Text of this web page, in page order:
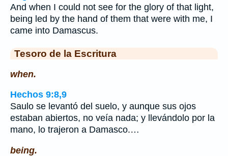
And when I could not see for the glory of that light,
being led by the hand of them that were with me, I
came into Damascus.
Tesoro de la Escritura
when.
Hechos 9:8,9
Saulo se levantó del suelo, y aunque sus ojos
estaban abiertos, no veía nada; y llevándolo por la
mano, lo trajeron a Damasco.…
being.